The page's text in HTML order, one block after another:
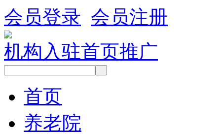
会员登录 会员注册
机构入驻首页推广
首页
养老院